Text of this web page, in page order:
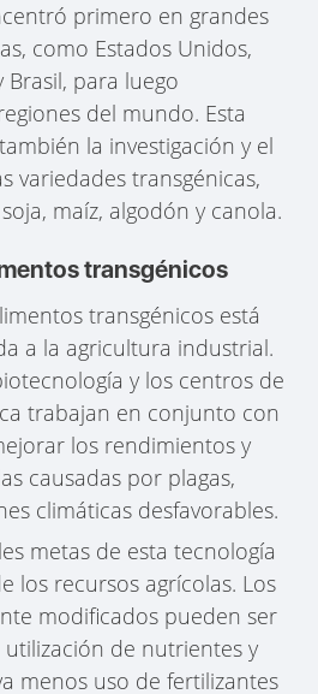
primero en grandes
como Estados Unidos,
Brasil, para luego
del mundo. Esta
la investigación y el
variedades transgénicas,
maíz, algodón y canola.
transgénicos
transgénicos está
a la agricultura industrial.
y los centros de
trabajan en conjunto con
los rendimientos y
causadas por plagas,
climáticas desfavorables.
metas de esta tecnología
los recursos agrícolas. Los
modificados pueden ser
utilización de nutrientes y
menos uso de fertilizantes